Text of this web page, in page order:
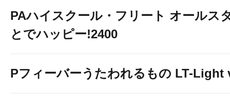
PAハイスクール・フリート オールス
とでハッピー!2400
Pフィーバーうたわれるもの LT-Light